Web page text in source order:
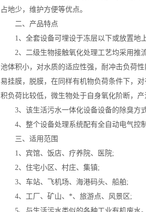
占地少，维护方便等优点。
二、产品特点
1、全套设备可埋设于冻层以下或放置地上
2、二级生物接触氧化处理工艺均采用推
池体积小，对水质的适应性强，耐冲击负荷
易挂膜，脱膜，在同样有机物负荷条件下，
积负荷比较低，微生物处于自身氧化阶断，
3、该生活污水一体化设备设备的除臭方
4、整个设备处理系统配有全自动电气控制
三、适用范围
1、宾馆、饭店、疗养院、医院;
2、住宅小区、村庄、集镇;
3、车站、飞机场、海港码头、船舶;
4、工厂、矿山、*、旅游点、风景区;